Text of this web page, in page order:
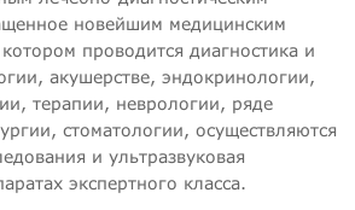
новейшим медицинским
проводится диагностика и
акушерстве, эндокринологии,
терапии, неврологии, ряде
стоматологии, осуществляются
и ультразвуковая
экспертного класса.